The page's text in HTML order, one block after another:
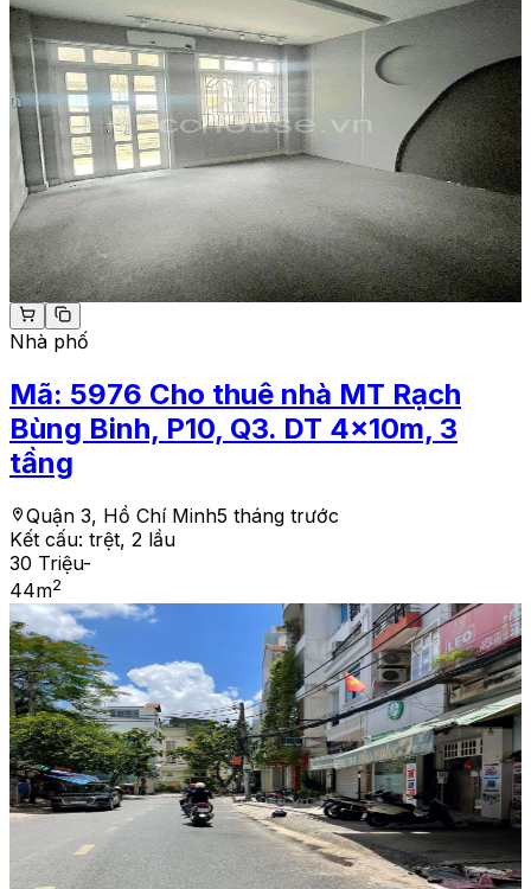
Nhà phố
Mã: 5976 Cho thuê nhà MT Rạch
Bùng Binh, P10, Q3. DT 4x10m, 3
tầng
Quận 3, Hồ Chí Minh5 tháng trước
Kết cấu: trệt, 2 lầu
30 Triệu-
44m2